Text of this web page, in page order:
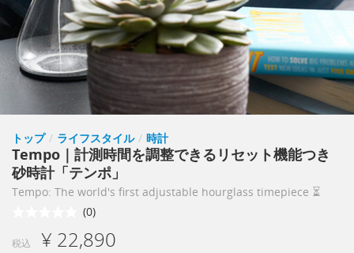
トップ / ライフスタイル / 時計
Tempo｜計測時間を調整できるリセット機能つき
砂時計「テンポ」
Tempo: The world's first adjustable hourglass timepiece ⏳
(0)
税込 ¥ 22,890